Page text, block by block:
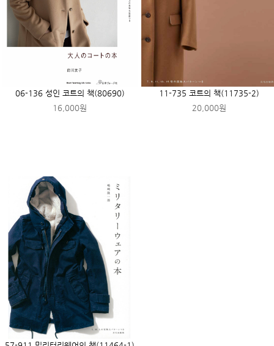
06-136 성인 코트의 책(80690)
16,000원
11-735 코트의 책(11735-2)
20,000원